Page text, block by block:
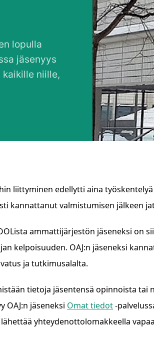
lopulla
jäsenyys
niille,
liittyminen edellytti aina
kannattanut valmistumisen jälkeen
ammattijärjestön jäseneksi on
kelpoisuuden. OAJ:n jäseneksi
ja tutkimusalalta.
tietoja jäsentensä opinnoista tai
OAJ:n jäseneksi Omat tiedot-
lähettää yhteydenottolomakkeella